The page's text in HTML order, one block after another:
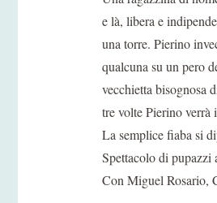
e là, libera e
una torre. Pierino
qualcuna su un pero
vecchietta bisognosa
tre volte Pierino
La semplice fiaba si
Spettacolo di pupazzi
Con Miguel Rosario,